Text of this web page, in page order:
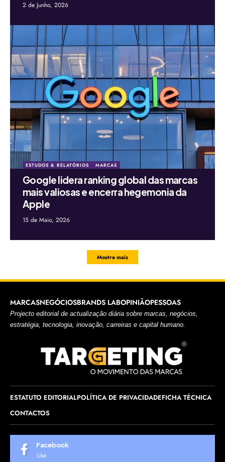
2 de Junho, 2026
ESTUDOS & RELATÓRIOS MARCAS
Google lidera ranking global das marcas
mais valiosas e encerra hegemonia da
Apple
15 de Maio, 2026
Mostre mais
MARCASNEGÓCIOSBRANDS LABOPINIÃOPESSOAS
Projecto editorial de actualização diária sobre marcas, negócios,
estratégia, tecnologia, inovação, carreiras e capital humano.
ESTATUTO EDITORIALPOLÍTICA DE PRIVACIDADEFICHA TÉCNICA
CONTACTOS
Facebook
Like